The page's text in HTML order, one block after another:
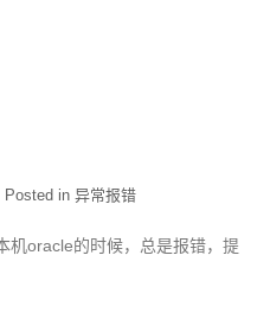
Posted in 异常报错
oracle的时候，总是报错，提